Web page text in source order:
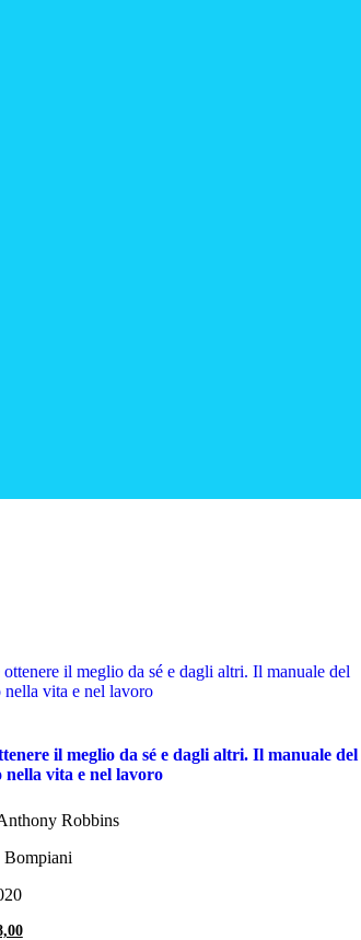
il meglio da sé e dagli altri. Il manuale del
nella vita e nel lavoro
Robbins
Il